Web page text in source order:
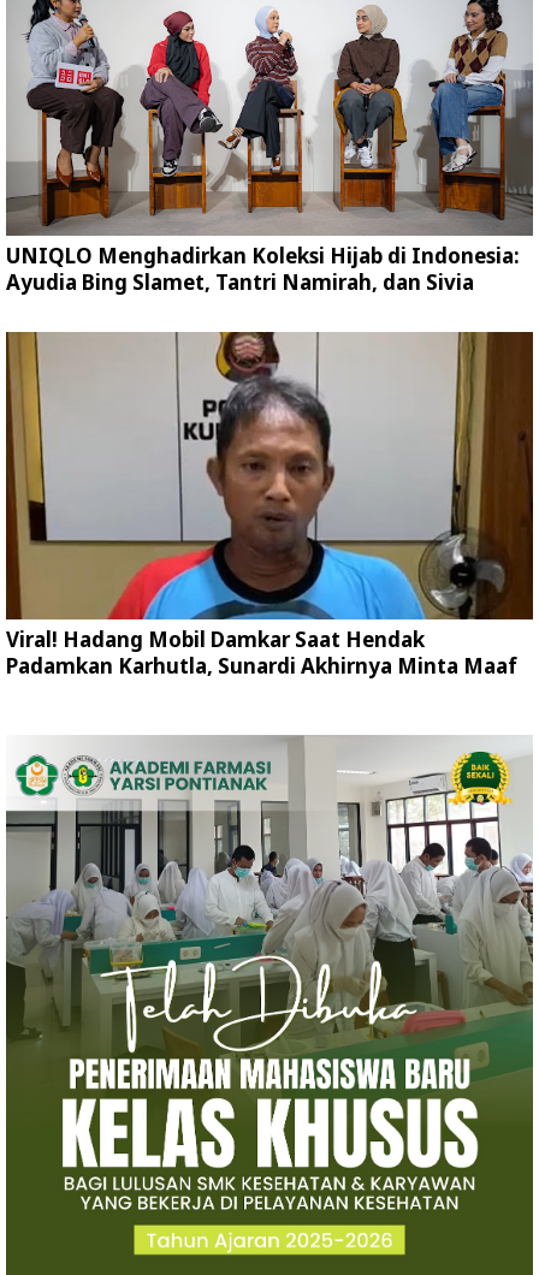
UNIQLO Menghadirkan Koleksi Hijab di Indonesia:
Ayudia Bing Slamet, Tantri Namirah, dan Sivia
Viral! Hadang Mobil Damkar Saat Hendak
Padamkan Karhutla, Sunardi Akhirnya Minta Maaf